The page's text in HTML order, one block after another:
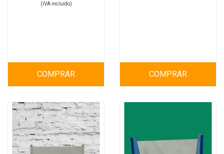
(IVA incluído)
COMPRAR COMPRAR